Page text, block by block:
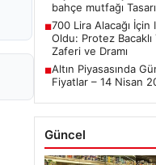
Son Eklenen
Enflasyon verileri ne
■2026 Kurban
ne zaman yatacak?
■Dış Mekan Yaşam
bahçe mutfağı